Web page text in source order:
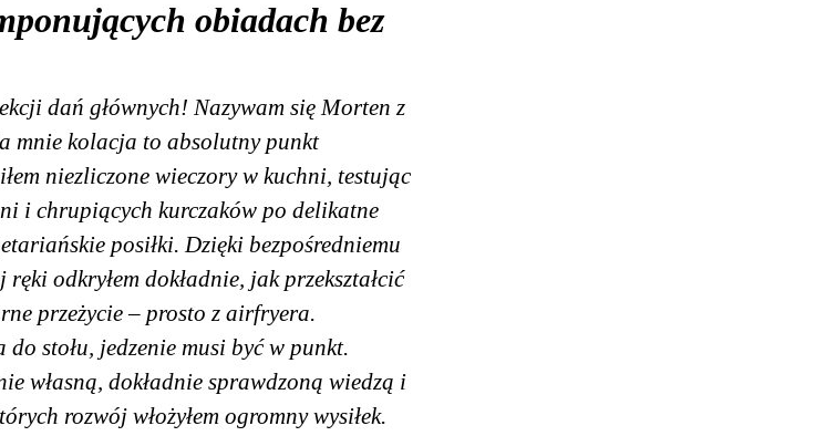
obiadach bez
dań głównych! Nazywam się Morten z
mnie kolacja to absolutny punkt
niezliczone wieczory w kuchni, testując
i chrupiących kurczaków po delikatne
posiłki. Dzięki bezpośredniemu
odkryłem dokładnie, jak przekształcić
przeżycie – prosto z airfryera.
stołu, jedzenie musi być w punkt.
własną, dokładnie sprawdzoną wiedzą i
rozwój włożyłem ogromny wysiłek.